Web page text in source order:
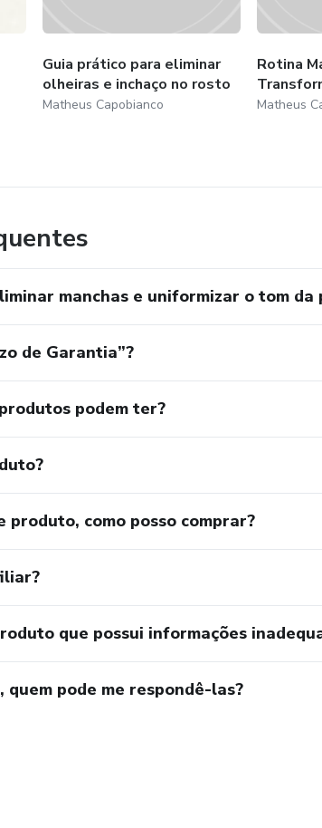
Guia prático para eliminar
olheiras e inchaço no rosto
Matheus Capobianco
Rotina
Matheus
manchas e uniformizar o tom da
de Garantia”?
podem ter?
produto, como posso comprar?
que possui informações
pode me respondê-las?